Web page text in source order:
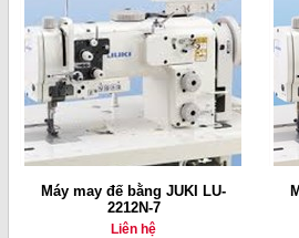
Máy may đế bằng JUKI LU-
2212N-7
Liên hệ